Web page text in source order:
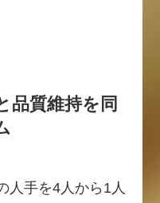
品質維持を同
人手を4人から1人